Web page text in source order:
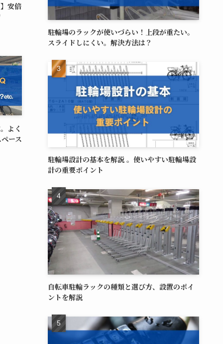
安倍
よく
ース
駐輪場のラックが使いづらい！上段が重たい。
スライドしにくい。解決方法は？
駐輪場設計の基本を解説 。使いやすい駐輪場設
計の重要ポイント
自転車駐輪ラックの種類と選び方、設置のポイ
ントを解説